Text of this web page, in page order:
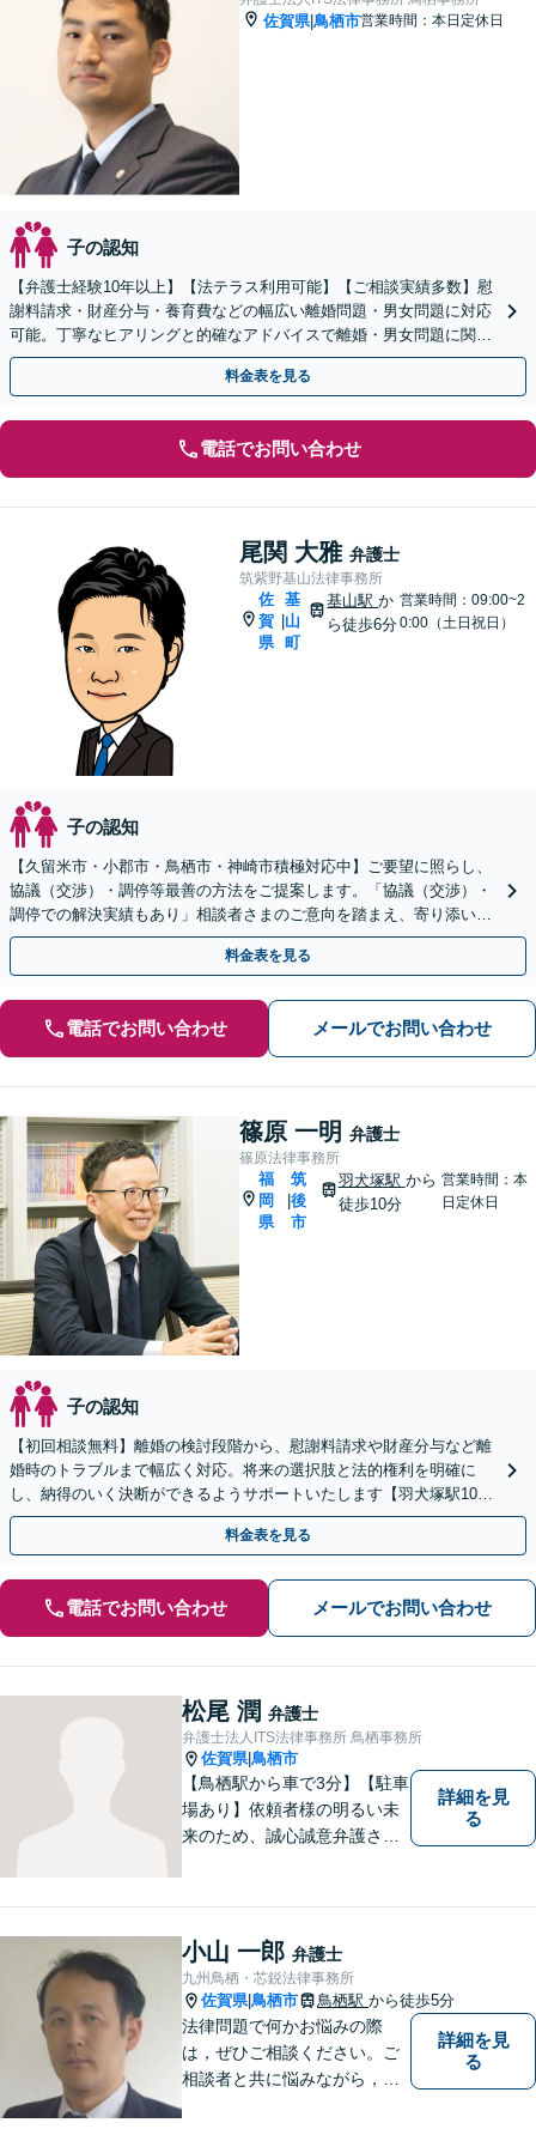
佐賀県|鳥栖市営業時間：本日定休日
子の認知
【弁護士経験10年以上】【法テラス利用可能】【ご相談実績多数】慰
謝料請求・財産分与・養育費などの幅広い離婚問題・男女問題に対応
可能。丁寧なヒアリングと的確なアドバイスで離婚・男女問題に関す
る疑問を一つずつ解消します【初回のご相談30分無料】
料金表を見る
電話でお問い合わせ
尾関 大雅 弁護士
筑紫野基山法律事務所
佐
賀
県
基
山
町
基山駅か
ら徒歩6分
営業時間：09:00~2
0:00（土日祝日）
子の認知
【久留米市・小郡市・鳥栖市・神崎市積極対応中】ご要望に照らし、
協議（交渉）・調停等最善の方法をご提案します。「協議（交渉）・
調停での解決実績もあり」相談者さまのご意向を踏まえ、寄り添い親
身に対応します【休日・夜間相談可】
料金表を見る
電話でお問い合わせ メールでお問い合わせ
篠原 一明 弁護士
篠原法律事務所
福
岡
県
筑
後
市
羽犬塚駅 から
徒歩10分
営業時間：本
日定休日
子の認知
【初回相談無料】離婚の検討段階から、慰謝料請求や財産分与など離
婚時のトラブルまで幅広く対応。将来の選択肢と法的権利を明確に
し、納得のいく決断ができるようサポートいたします【羽犬塚駅10
分】【当日・休日・夜間相談OK】
料金表を見る
電話でお問い合わせ メールでお問い合わせ
松尾 潤 弁護士
弁護士法人ITS法律事務所 鳥栖事務所
佐賀県|鳥栖市
【鳥栖駅から車で3分】【駐車
場あり】依頼者様の明るい未
来のため、誠心誠意弁護させ
す。インターネット／刑事／
相続など、幅広い困りごとに
対応可能！【完全個室で対
応】
詳細を見
る
小山 一郎 弁護士
九州鳥栖・芯鋭法律事務所
佐賀県|鳥栖市 鳥栖駅 から徒歩5分
法律問題で何かお悩みの際
は，ぜひご相談ください。ご
相談者と共に悩みながら，い
詳細を見
る